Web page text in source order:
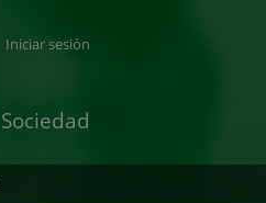
Iniciar sesión
Sociedad